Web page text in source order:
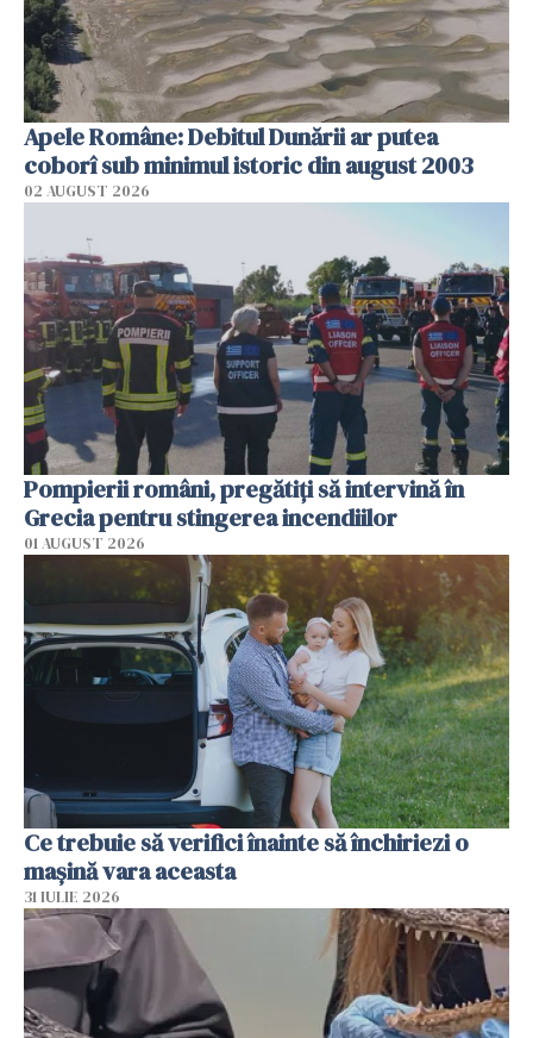
Apele Române: Debitul Dunării ar putea
coborî sub minimul istoric din august 2003
02 AUGUST 2026
Pompierii români, pregătiţi să intervină în
Grecia pentru stingerea incendiilor
01 AUGUST 2026
Ce trebuie să verifici înainte să închiriezi o
mașină vara aceasta
31 IULIE 2026